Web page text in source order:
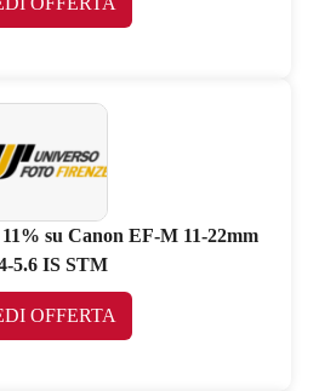
su Canon EF-M 11-22mm
5.6 IS STM
OFFERTA